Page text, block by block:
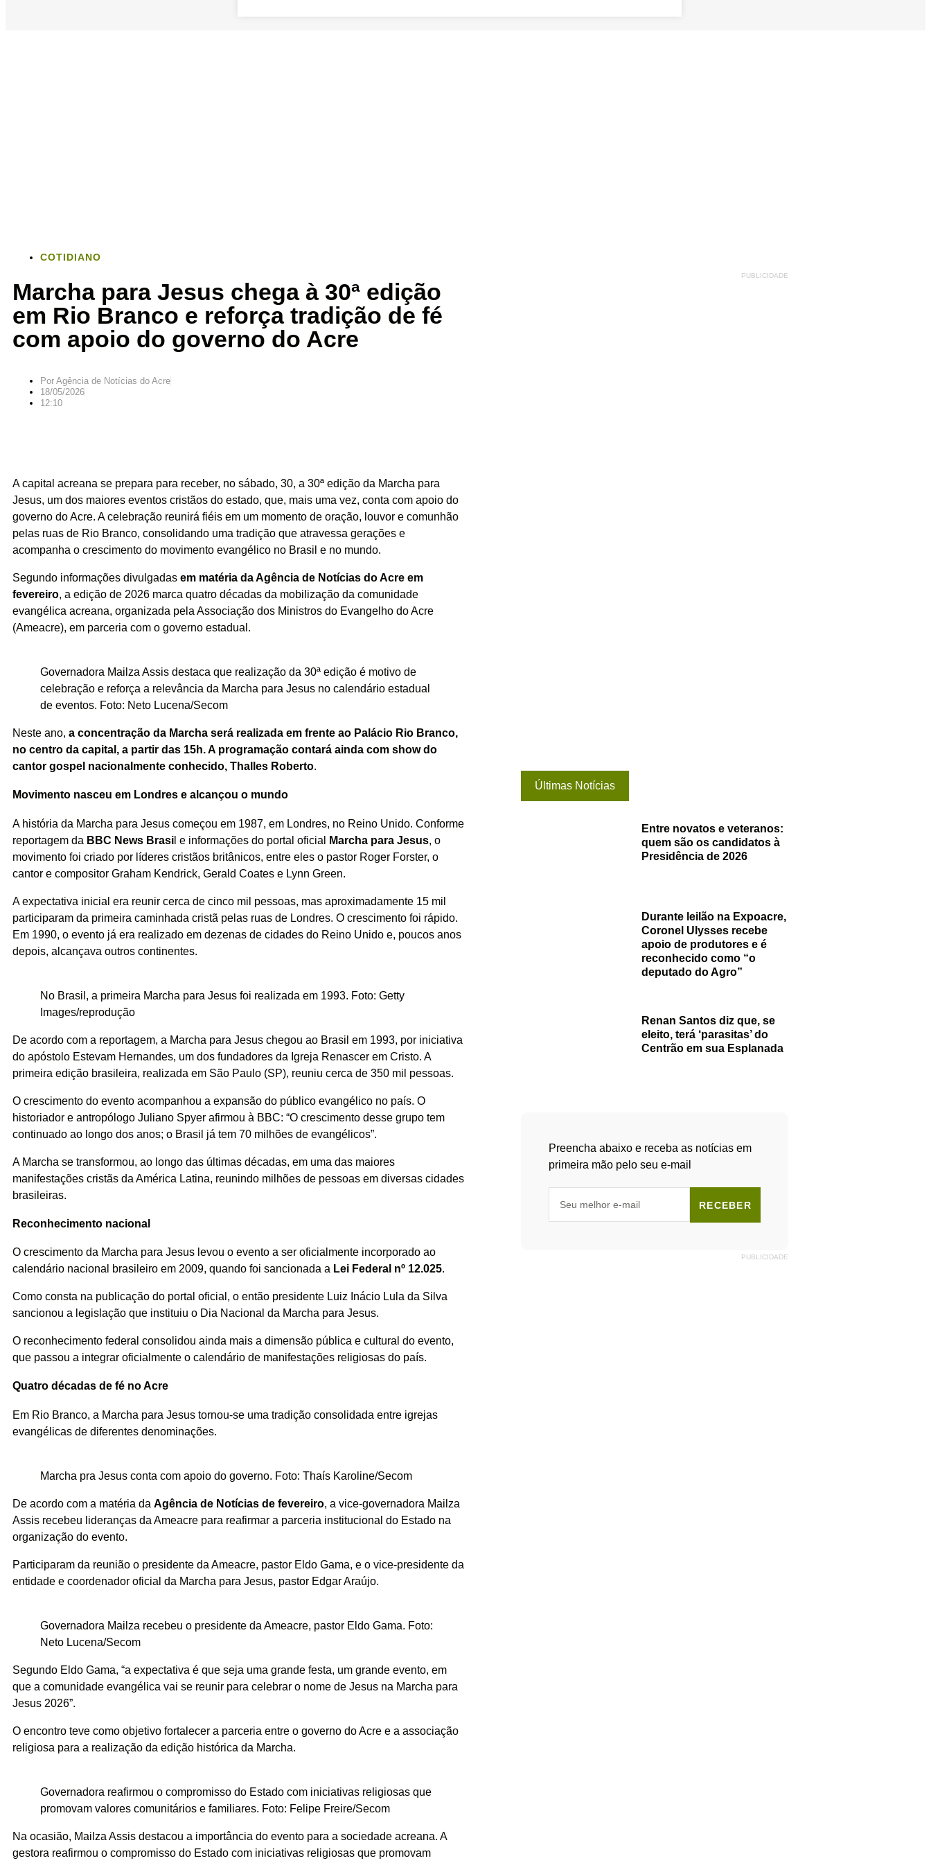
COTIDIANO
Marcha para Jesus chega à 30ª edição
em Rio Branco e reforça tradição de fé
com apoio do governo do Acre
Por Agência de Notícias do Acre
18/05/2026
12:10
A capital acreana se prepara para receber, no sábado, 30, a 30ª edição da Marcha para
Jesus, um dos maiores eventos cristãos do estado, que, mais uma vez, conta com apoio do
governo do Acre. A celebração reunirá fiéis em um momento de oração, louvor e comunhão
pelas ruas de Rio Branco, consolidando uma tradição que atravessa gerações e
acompanha o crescimento do movimento evangélico no Brasil e no mundo.
Segundo informações divulgadas em matéria da Agência de Notícias do Acre em
fevereiro, a edição de 2026 marca quatro décadas da mobilização da comunidade
evangélica acreana, organizada pela Associação dos Ministros do Evangelho do Acre
(Ameacre), em parceria com o governo estadual.
Governadora Mailza Assis destaca que realização da 30ª edição é motivo de
celebração e reforça a relevância da Marcha para Jesus no calendário estadual
de eventos. Foto: Neto Lucena/Secom
Neste ano, a concentração da Marcha será realizada em frente ao Palácio Rio Branco,
no centro da capital, a partir das 15h. A programação contará ainda com show do
cantor gospel nacionalmente conhecido, Thalles Roberto.
Movimento nasceu em Londres e alcançou o mundo
A história da Marcha para Jesus começou em 1987, em Londres, no Reino Unido. Conforme
reportagem da BBC News Brasi e informações do portal oficial Marcha para Jesus, o
movimento foi criado por líderes cristãos britânicos, entre eles o pastor Roger Forster, o
cantor e compositor Graham Kendrick, Gerald Coates e Lynn Green.
A expectativa inicial era reunir cerca de cinco mil pessoas, mas aproximadamente 15 mil
participaram da primeira caminhada cristã pelas ruas de Londres. O crescimento foi rápido.
Em 1990, o evento já era realizado em dezenas de cidades do Reino Unido e, poucos anos
depois, alcançava outros continentes.
No Brasil, a primeira Marcha para Jesus foi realizada em 1993. Foto: Getty
Images/reprodução
De acordo com a reportagem, a Marcha para Jesus chegou ao Brasil em 1993, por iniciativa
do apóstolo Estevam Hernandes, um dos fundadores da Igreja Renascer em Cristo. A
primeira edição brasileira, realizada em São Paulo (SP), reuniu cerca de 350 mil pessoas.
O crescimento do evento acompanhou a expansão do público evangélico no país. O
historiador e antropólogo Juliano Spyer afirmou à BBC: “O crescimento desse grupo tem
continuado ao longo dos anos; o Brasil já tem 70 milhões de evangélicos”.
A Marcha se transformou, ao longo das últimas décadas, em uma das maiores
manifestações cristãs da América Latina, reunindo milhões de pessoas em diversas cidades
brasileiras.
Reconhecimento nacional
O crescimento da Marcha para Jesus levou o evento a ser oficialmente incorporado ao
calendário nacional brasileiro em 2009, quando foi sancionada a Lei Federal nº 12.025.
Como consta na publicação do portal oficial, o então presidente Luiz Inácio Lula da Silva
sancionou a legislação que instituiu o Dia Nacional da Marcha para Jesus.
O reconhecimento federal consolidou ainda mais a dimensão pública e cultural do evento,
que passou a integrar oficialmente o calendário de manifestações religiosas do país.
Quatro décadas de fé no Acre
Em Rio Branco, a Marcha para Jesus tornou-se uma tradição consolidada entre igrejas
evangélicas de diferentes denominações.
Marcha pra Jesus conta com apoio do governo. Foto: Thaís Karoline/Secom
De acordo com a matéria da Agência de Notícias de fevereiro, a vice-governadora Mailza
Assis recebeu lideranças da Ameacre para reafirmar a parceria institucional do Estado na
organização do evento.
Participaram da reunião o presidente da Ameacre, pastor Eldo Gama, e o vice-presidente da
entidade e coordenador oficial da Marcha para Jesus, pastor Edgar Araújo.
Governadora Mailza recebeu o presidente da Ameacre, pastor Eldo Gama. Foto:
Neto Lucena/Secom
Segundo Eldo Gama, “a expectativa é que seja uma grande festa, um grande evento, em
que a comunidade evangélica vai se reunir para celebrar o nome de Jesus na Marcha para
Jesus 2026”.
O encontro teve como objetivo fortalecer a parceria entre o governo do Acre e a associação
religiosa para a realização da edição histórica da Marcha.
Governadora reafirmou o compromisso do Estado com iniciativas religiosas que
promovam valores comunitários e familiares. Foto: Felipe Freire/Secom
Na ocasião, Mailza Assis destacou a importância do evento para a sociedade acreana. A
gestora reafirmou o compromisso do Estado com iniciativas religiosas que promovam
PUBLICIDADE
Últimas Notícias
Entre novatos e veteranos:
quem são os candidatos à
Presidência de 2026
Durante leilão na Expoacre,
Coronel Ulysses recebe
apoio de produtores e é
reconhecido como “o
deputado do Agro”
Renan Santos diz que, se
eleito, terá ‘parasitas’ do
Centrão em sua Esplanada
Preencha abaixo e receba as notícias em
primeira mão pelo seu e-mail
RECEBER
PUBLICIDADE